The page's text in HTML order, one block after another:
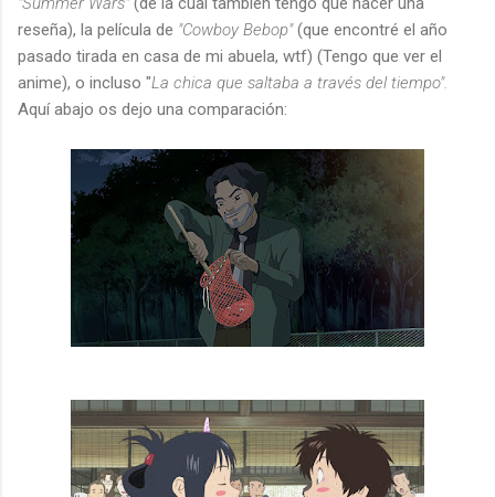
reseña), la película de "Cowboy Bebop"(que encontré el año
pasado tirada en casa de mi abuela, wtf) (Tengo que ver el
anime), o incluso "La chica que saltaba a través del tiempo".
Aquí abajo os dejo una comparación: